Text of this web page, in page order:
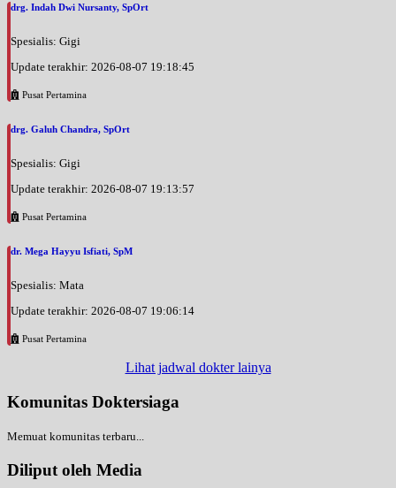
drg. Indah Dwi Nursanty, SpOrt
Spesialis: Gigi
Update terakhir: 2026-08-07 19:18:45
Pusat Pertamina
drg. Galuh Chandra, SpOrt
Spesialis: Gigi
Update terakhir: 2026-08-07 19:13:57
Pusat Pertamina
dr. Mega Hayyu Isfiati, SpM
Spesialis: Mata
Update terakhir: 2026-08-07 19:06:14
Pusat Pertamina
Lihat jadwal dokter lainya
Komunitas Doktersiaga
Memuat komunitas terbaru...
Diliput oleh Media